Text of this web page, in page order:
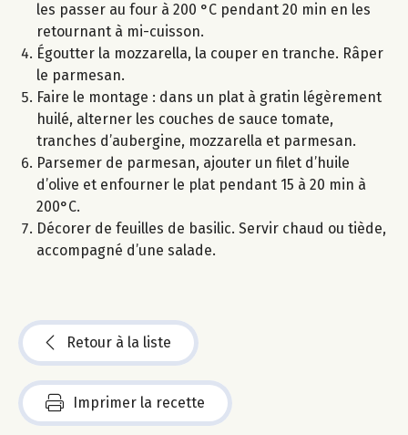
les passer au four à 200 °C pendant 20 min en les
retournant à mi-cuisson.
Égoutter la mozzarella, la couper en tranche. Râper
le parmesan.
Faire le montage : dans un plat à gratin légèrement
huilé, alterner les couches de sauce tomate,
tranches d’aubergine, mozzarella et parmesan.
Parsemer de parmesan, ajouter un filet d’huile
d’olive et enfourner le plat pendant 15 à 20 min à
200°C.
Décorer de feuilles de basilic. Servir chaud ou tiède,
accompagné d’une salade.
Retour à la liste
Imprimer la recette